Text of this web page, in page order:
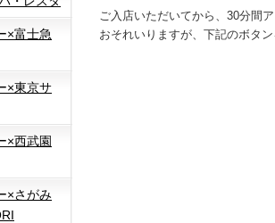
×富士急
×東京サ
×西武園
×さがみ
ご入店いただいてから、30分間
おそれいりますが、下記のボタ